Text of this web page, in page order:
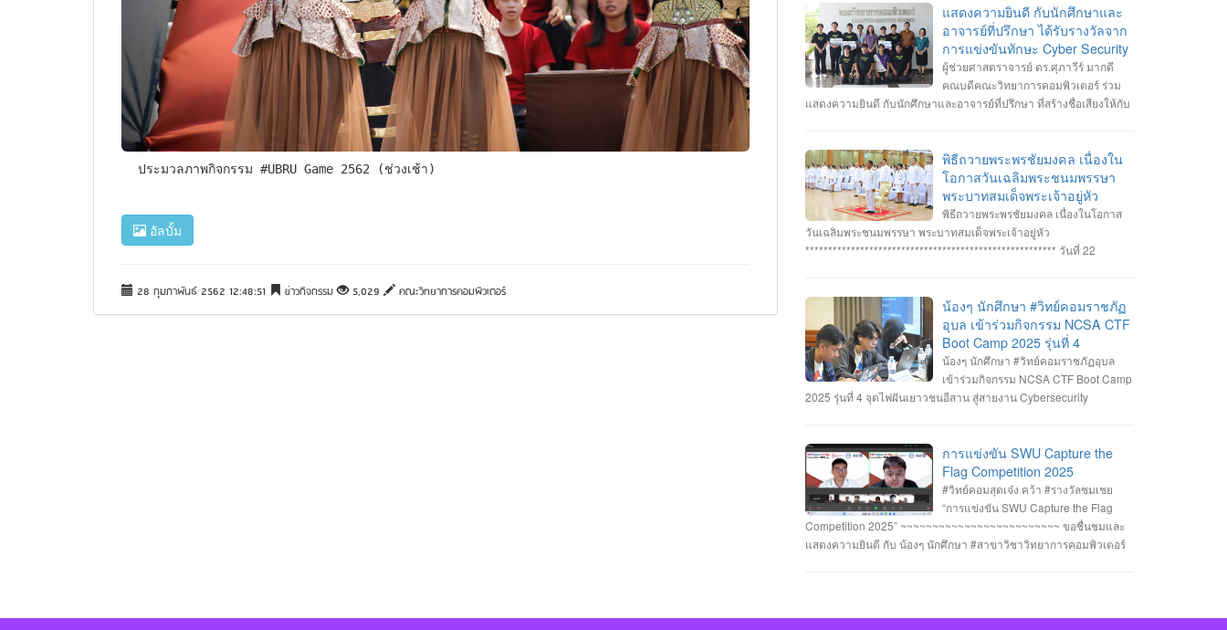
ประมวลภาพกิจกรรม #UBRU Game 2562 (ช่วงเช้า)
อัลบั้ม
28 กุมภาพันธ์ 2562 12:48:51 ข่าวกิจกรรม 5,029 คณะวิทยาการคอมพิวเตอร์
ประกาศให้ทราบในภายหลัง
แสดงความยินดี กับนักศึกษาและ
อาจารย์ที่ปรึกษา ได้รับรางวัลจาก
การแข่งขันทักษะ Cyber Security
ผู้ช่วยศาสตราจารย์ ดร.ศุภาวีร์ มากดี
คณบดีคณะวิทยาการคอมพิวเตอร์ ร่วม
แสดงความยินดี กับนักศึกษาและอาจารย์ที่ปรึกษา ที่สร้างชื่อเสียงให้กับ
คว้า 3 รางวัล #การแข่งขันทักษะความปลอดภัยทางไซเบอร์ IT RERU
CYBER HACKATHON#1 2025 ภายใต้โครงการ “เปิดโลกวิชาการ 25
ปี มหาวิทยาลัยราชภัฏร้อยเอ็ด” วันที่ 7-8 กรกฎาคม 2568 รุ่น Senior
#รางวัลชนะเลิศ ทีม Don’t know Everything นายชัยวัฒน์ ชัยฤทธิ์ นาย
อาทิตย์ สายกนก นายสุริยา ขันทา ทำคะแนนได้สูงสุด 2260 คะแนน
#รางวัลรองชนะเลิศอันดับที่_1 ทีม MVP นายอัมรินทร์ จำปาหอม นาย
นายวชรพล ทองบุราณ Mr.Dayuth Thy ทำคะแนนได้ 1110 คะแนน
และขอแสดงความชื่นชม ทีม SetZero ทีมน้องใหม่!! นายธนภูมิ รัตน
ภักดี MR. SENG SOPHIN นายศตวรรษ วิลามาตย์ ทำคะแนนได้ 500
คะแนน จบที่อันดับ 9 จาก 13 ทีมที่เข้าร่วมแข่งขันในครั้งนี้ RERU
CYBER HACKATHON#1 2025 จัดโดย คณะเทคโนโลยีสารสนเทศ
มหาวิทยาลัยราชภัฏร้อยเอ็ด ร่วมกับสำนักงานคณะกรรมการการรักษา
และ 8 กรกฎาคม 2568 (จัดการแข่งขันในรูปแบบออนไลน์ ) #รางวัล
ชมเชย ทีม Don’t know Everything นายชัยวัฒน์ ชัยฤทธิ์ นายอาทิตย์
สายกนก นายสุริยา ขันทา จาก 24 สถาบันการศึกษา รวมทีมมาเข้าร่วม
ทำการแข่งขันในโครงการจำนวน 60 ทีม จัดโดย ภาควิชาวิศวกรรม
คอมพิวเตอร์ คณะวิศวกรรมศาสตร์ มหาวิทยาลัยศรีนครินทรวิโรฒ ร่วม
กับ บริษัท ACIS Professional Center และ บริษัท SEC Playground
พิธีถวายพระพรชัยมงคล เนื่องใน
โอกาสวันเฉลิมพระชนมพรรษา
พระบาทสมเด็จพระเจ้าอยู่หัว
พิธีถวายพระพรชัยมงคล เนื่องในโอกาส
วันเฉลิมพระชนมพรรษา พระบาทสมเด็จพระเจ้าอยู่หัว
******************************************************* วันที่ 22
พระพรชัยมงคล พระบาทสมเด็จพระเจ้าอยู่หัว เนื่องในโอกาสมหามงคล
เฉลิมพระชนมพรรษา 28 กรกฎาคม 2568 ณ หอประชุมไพรพะยอม
มหาวิทยาลัยราชภัฏอุบลราชธานี โดยมีท่าน รองศาสตราจารย์ธรรม
รักษ์ ละอองนวล อธิการบดี เป็นประธานในพิธีถวายพระพรชัยมงคลและ
วางพานพุ่มทอง-พานพุ่มเงิน #คณะวิทยาการคอมพิวเตอร์
#มหาวิทยาลัยแห่งความสุข #มหาวิทยาลัยราชภัฏอุบลราชธานี
น้องๆ นักศึกษา #วิทย์คอมราชภัฏ
อุบล เข้าร่วมกิจกรรม NCSA CTF
Boot Camp 2025 รุ่นที่ 4
น้องๆ นักศึกษา #วิทย์คอมราชภัฏอุบล
เข้าร่วมกิจกรรม NCSA CTF Boot Camp
2025 รุ่นที่ 4 จุดไฟฝันเยาวชนอีสาน สู่สายงาน Cybersecurity
การแข่งขัน SWU Capture the
Flag Competition 2025
#วิทย์คอมสุดเจ๋ง คว้า #รางวัลชมเชย
“การแข่งขัน SWU Capture the Flag
Competition 2025” ~~~~~~~~~~~~~~~~~~~~~~~~~ ขอชื่นชมและ
แสดงความยินดี กับ น้องๆ นักศึกษา #สาขาวิชาวิทยาการคอมพิวเตอร์
Everything นายชัยวัฒน์ ชัยฤทธิ์ นายอาทิตย์ สายกนก นายสุริยา ขันทา